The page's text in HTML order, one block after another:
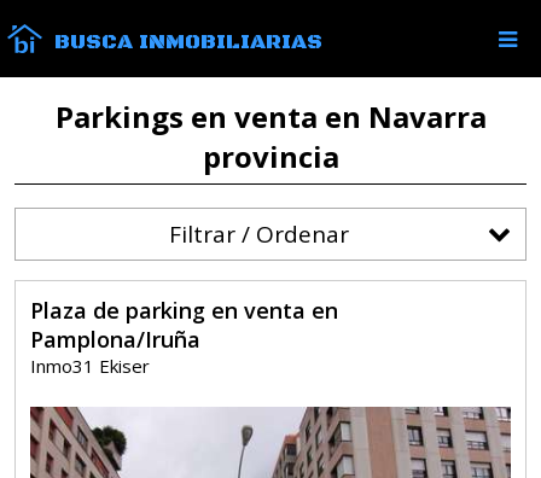
BUSCA INMOBILIARIAS
Parkings en venta en Navarra
provincia
Filtrar / Ordenar
Plaza de parking en venta en
Pamplona/Iruña
Inmo31 Ekiser